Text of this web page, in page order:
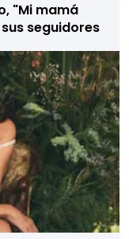
"Mi mamá
seguidores